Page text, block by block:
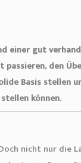
einer gut
passieren, den
Basis stellen
können.
nicht nur die